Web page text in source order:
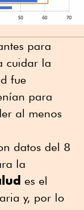
para
cuidar la
fue
para
al menos
datos del 8
la
es el
y, por lo